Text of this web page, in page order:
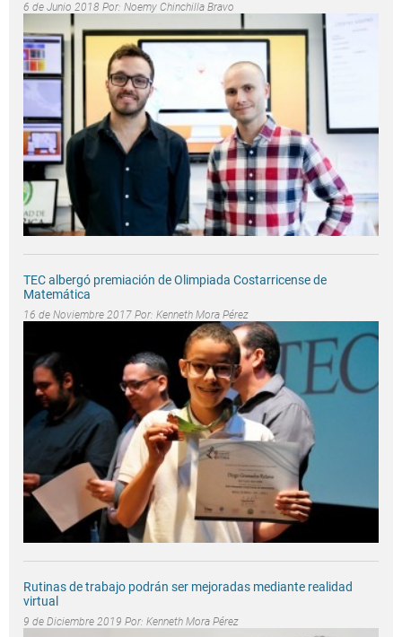
6 de Junio 2018 Por: Noemy Chinchilla Bravo
TEC albergó premiación de Olimpiada Costarricense de
Matemática
16 de Noviembre 2017 Por: Kenneth Mora Pérez
Rutinas de trabajo podrán ser mejoradas mediante realidad
virtual
9 de Diciembre 2019 Por: Kenneth Mora Pérez